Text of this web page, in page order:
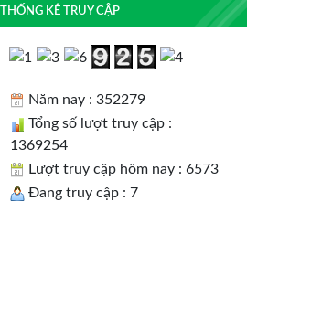
THỐNG KÊ TRUY CẬP
Năm nay : 352279
Tổng số lượt truy cập :
1369254
Lượt truy cập hôm nay : 6573
Đang truy cập : 7